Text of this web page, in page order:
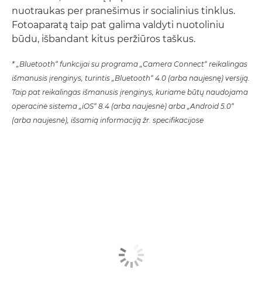
nuotraukas per pranešimus ir socialinius tinklus.
Fotoaparatą taip pat galima valdyti nuotoliniu
būdu, išbandant kitus peržiūros taškus.
* „Bluetooth“ funkcijai su programa „Camera Connect“ reikalingas
išmanusis įrenginys, turintis „Bluetooth“ 4.0 (arba naujesnę) versiją.
Taip pat reikalingas išmanusis įrenginys, kuriame būtų naudojama
operacinė sistema „iOS“ 8.4 (arba naujesnė) arba „Android 5.0“
(arba naujesnė), išsamią informaciją žr. specifikacijose